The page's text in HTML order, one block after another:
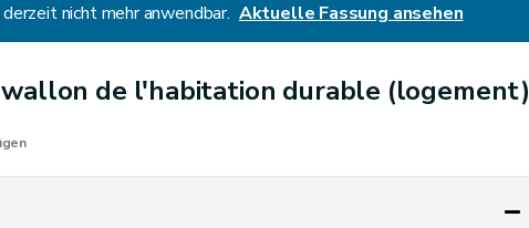
nicht mehr anwendbar. Aktuelle Fassung ansehen
wallon de l'habitation durable (logement)